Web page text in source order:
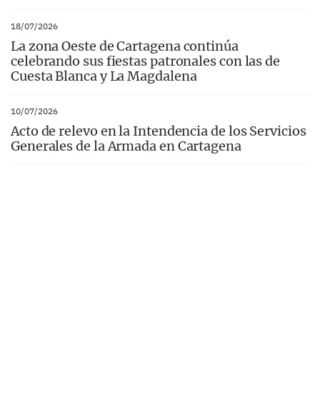
18/07/2026
La zona Oeste de Cartagena continúa
celebrando sus fiestas patronales con las de
Cuesta Blanca y La Magdalena
10/07/2026
Acto de relevo en la Intendencia de los Servicios
Generales de la Armada en Cartagena